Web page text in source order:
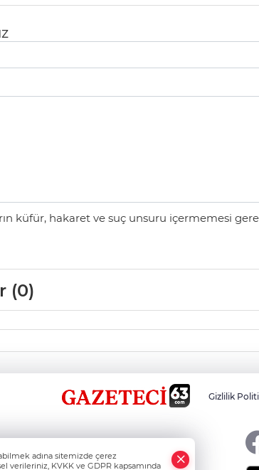
küfür, hakaret ve suç unsuru içermemesi
(0)
Gizlilik
adına sitemizde çerez
verileriniz, KVKK ve GDPR kapsamında